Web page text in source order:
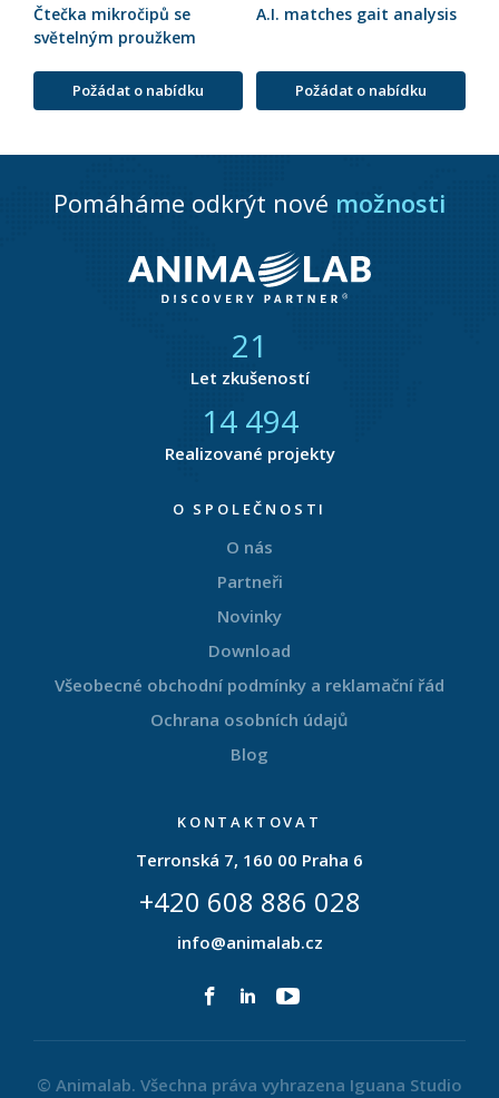
Čtečka mikročipů se
světelným proužkem
Požádat o nabídku
A.I. matches gait analysis
Požádat o nabídku
Pomáháme odkrýt nové možnosti
21
Let zkušeností
14 877
Realizované projekty
O SPOLEČNOSTI
O nás
Partneři
Novinky
Download
Všeobecné obchodní podmínky a reklamační řád
Ochrana osobních údajů
Blog
KONTAKTOVAT
Terronská 7, 160 00 Praha 6
+420 608 886 028
info@animalab.cz
© Animalab. Všechna práva vyhrazena Iguana Studio